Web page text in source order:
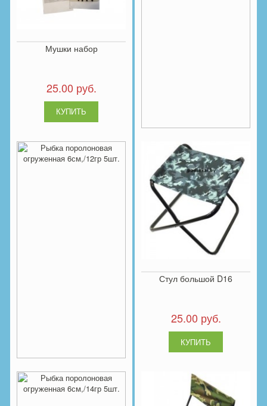
Мушки набор
25.00 руб.
Рыбка поролоновая
огруженная 6см,/10гр 5шт.
13.00 руб.
Рыбка поролоновая
огруженная 6см,/12гр 5шт.
Стул большой D16
25.00 руб.